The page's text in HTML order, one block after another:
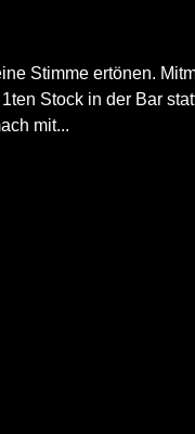
Stimme ertönen.
Stock in der Bar
mit...